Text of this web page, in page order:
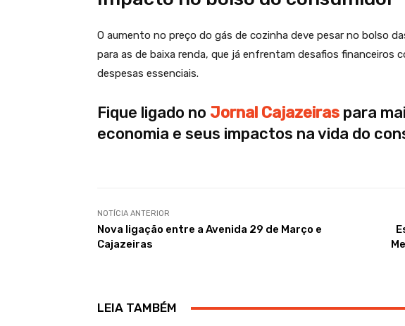
O aumento no preço do gás de cozinha deve pesar no bolso
para as de baixa renda, que já enfrentam desafios financeiros
despesas essenciais.
Fique ligado no Jornal Cajazeiras para
economia e seus impactos na vida do
NOTÍCIA ANTERIOR
Nova ligação entre a Avenida 29 de Março e
Cajazeiras
LEIA TAMBÉM